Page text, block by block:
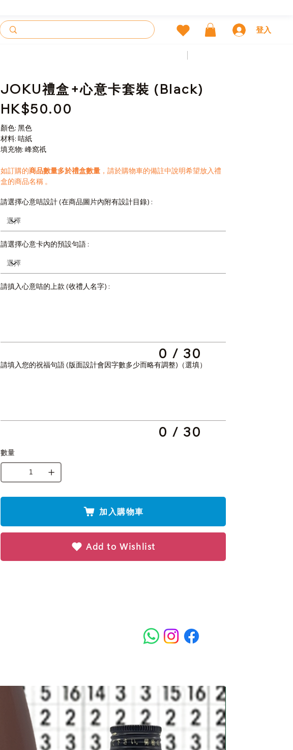
登入
JOKU禮盒+心意卡套裝 (Black)
價HK$50.00
顏色: 黑色
材料: 咭紙
填充物: 峰窩祇
如訂購的商品數量多於禮盒數量，請於購物車的備註中說明希望放入禮
盒的商品名稱 。
請選擇心意咭設計 (在商品圖片內附有設計目錄) :
請選擇心意卡內的預設句語 :
請搷入心意咭的上款 (收禮人名字) :
0 / 30
請填入您的祝福句語 (版面設計會因字數多少而略有調整)（選填）
0 / 30
數量
加入購物車
Add to Wishlist